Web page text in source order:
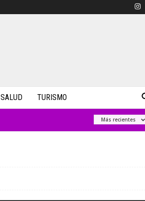
SALUD TURISMO
Más recientes